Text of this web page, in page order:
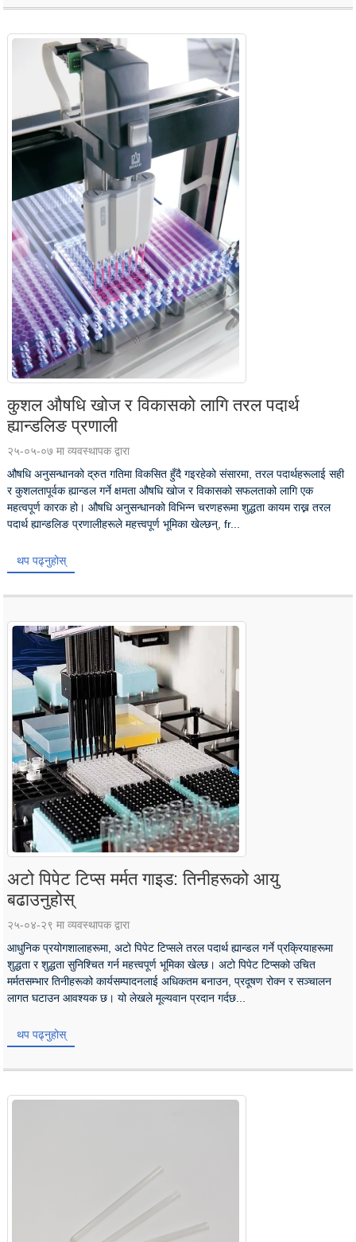
कुशल औषधि खोज र विकासको लागि तरल पदार्थ
ह्यान्डलिङ प्रणाली
२५-०५-०७ मा व्यवस्थापक द्वारा
औषधि अनुसन्धानको द्रुत गतिमा विकसित हुँदै गइरहेको संसारमा, तरल पदार्थहरूलाई सही
र कुशलतापूर्वक ह्यान्डल गर्ने क्षमता औषधि खोज र विकासको सफलताको लागि एक
महत्वपूर्ण कारक हो। औषधि अनुसन्धानको विभिन्न चरणहरूमा शुद्धता कायम राख्न तरल
पदार्थ ह्यान्डलिङ प्रणालीहरूले महत्त्वपूर्ण भूमिका खेल्छन्, fr...
थप पढ्नुहोस्
अटो पिपेट टिप्स मर्मत गाइड: तिनीहरूको आयु
बढाउनुहोस्
२५-०४-२९ मा व्यवस्थापक द्वारा
आधुनिक प्रयोगशालाहरूमा, अटो पिपेट टिप्सले तरल पदार्थ ह्यान्डल गर्ने प्रक्रियाहरूमा
शुद्धता र शुद्धता सुनिश्चित गर्न महत्त्वपूर्ण भूमिका खेल्छ। अटो पिपेट टिप्सको उचित
मर्मतसम्भार तिनीहरूको कार्यसम्पादनलाई अधिकतम बनाउन, प्रदूषण रोक्न र सञ्चालन
लागत घटाउन आवश्यक छ। यो लेखले मूल्यवान प्रदान गर्दछ...
थप पढ्नुहोस्